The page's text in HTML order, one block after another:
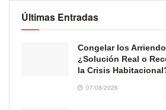
Últimas Entradas
Congelar los
¿Solución Real o
la Crisis
07/08/2026